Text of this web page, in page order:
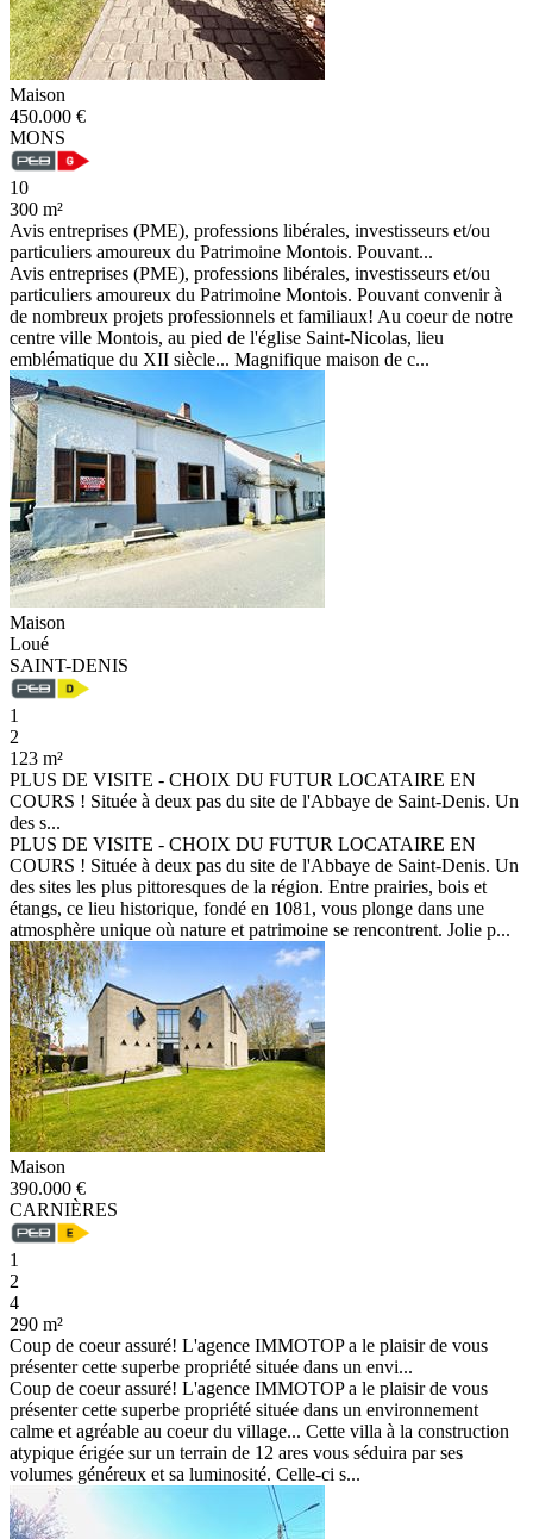
Maison
450.000 €
MONS
10
300 m²
Avis entreprises (PME), professions libérales, investisseurs et/ou
particuliers amoureux du Patrimoine Montois. Pouvant...
Avis entreprises (PME), professions libérales, investisseurs et/ou
particuliers amoureux du Patrimoine Montois. Pouvant convenir à
de nombreux projets professionnels et familiaux! Au coeur de notre
centre ville Montois, au pied de l'église Saint-Nicolas, lieu
emblématique du XII siècle... Magnifique maison de c...
Maison
Loué
SAINT-DENIS
1
2
123 m²
PLUS DE VISITE - CHOIX DU FUTUR LOCATAIRE EN
COURS ! Située à deux pas du site de l'Abbaye de Saint-Denis. Un
des s...
PLUS DE VISITE - CHOIX DU FUTUR LOCATAIRE EN
COURS ! Située à deux pas du site de l'Abbaye de Saint-Denis. Un
des sites les plus pittoresques de la région. Entre prairies, bois et
étangs, ce lieu historique, fondé en 1081, vous plonge dans une
atmosphère unique où nature et patrimoine se rencontrent. Jolie p...
Maison
390.000 €
CARNIÈRES
1
2
4
290 m²
Coup de coeur assuré! L'agence IMMOTOP a le plaisir de vous
présenter cette superbe propriété située dans un envi...
Coup de coeur assuré! L'agence IMMOTOP a le plaisir de vous
présenter cette superbe propriété située dans un environnement
calme et agréable au coeur du village... Cette villa à la construction
atypique érigée sur un terrain de 12 ares vous séduira par ses
volumes généreux et sa luminosité. Celle-ci s...